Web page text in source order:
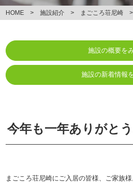
HOME 施設紹介 まごころ荘尼崎
施設の概要を
施設の新着情報
今年も一年ありがと
まごころ荘尼崎にご入居の皆様、ご家族